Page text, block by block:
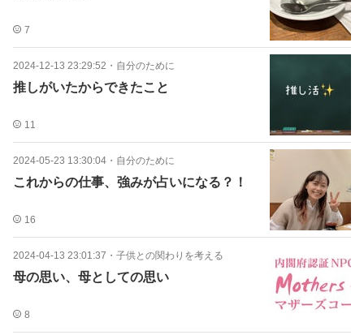
7
2024-12-13 23:29:52 ・ 自分のために
推しがいたからできたこと
11
2024-05-23 13:30:04 ・ 自分のために
これからの仕事、強みが占いになる？！
16
2024-04-13 23:01:37 ・ 子供との関わりを考える
母の思い、母としての思い
8